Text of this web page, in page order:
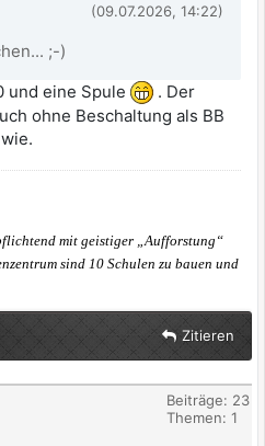
(09.07.2026, 14:22)
;-)
und eine Spule
. Der
ohne Beschaltung als BB
mit geistiger „Aufforstung“
sind 10 Schulen zu bauen und
Zitieren
Beiträge: 23
Themen: 1